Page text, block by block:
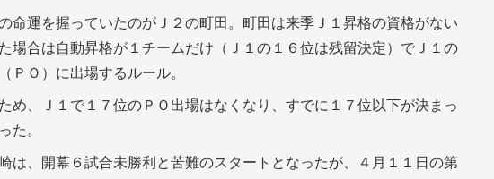
命運を握っていたのがＪ２の町田。町田は来季Ｊ１昇格の資格がない
場合は自動昇格が１チームだけ（Ｊ１の１６位は残留決定）でＪ１の
ＰＯ）に出場するルール。
め、Ｊ１で１７位のＰＯ出場はなくなり、すでに１７位以下が決まっ
た。
は、開幕６試合未勝利と苦難のスタートとなったが、４月１１日の第